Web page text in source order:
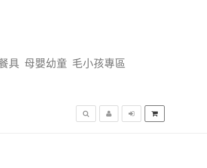
具 母嬰幼童 毛小孩專區
搜尋